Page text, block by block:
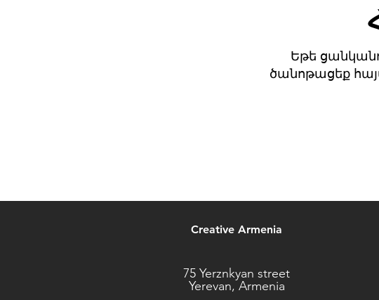
Եթե
ծանոթացեք
Creative Armenia
75 Yerznkyan street
Yerevan, Armenia